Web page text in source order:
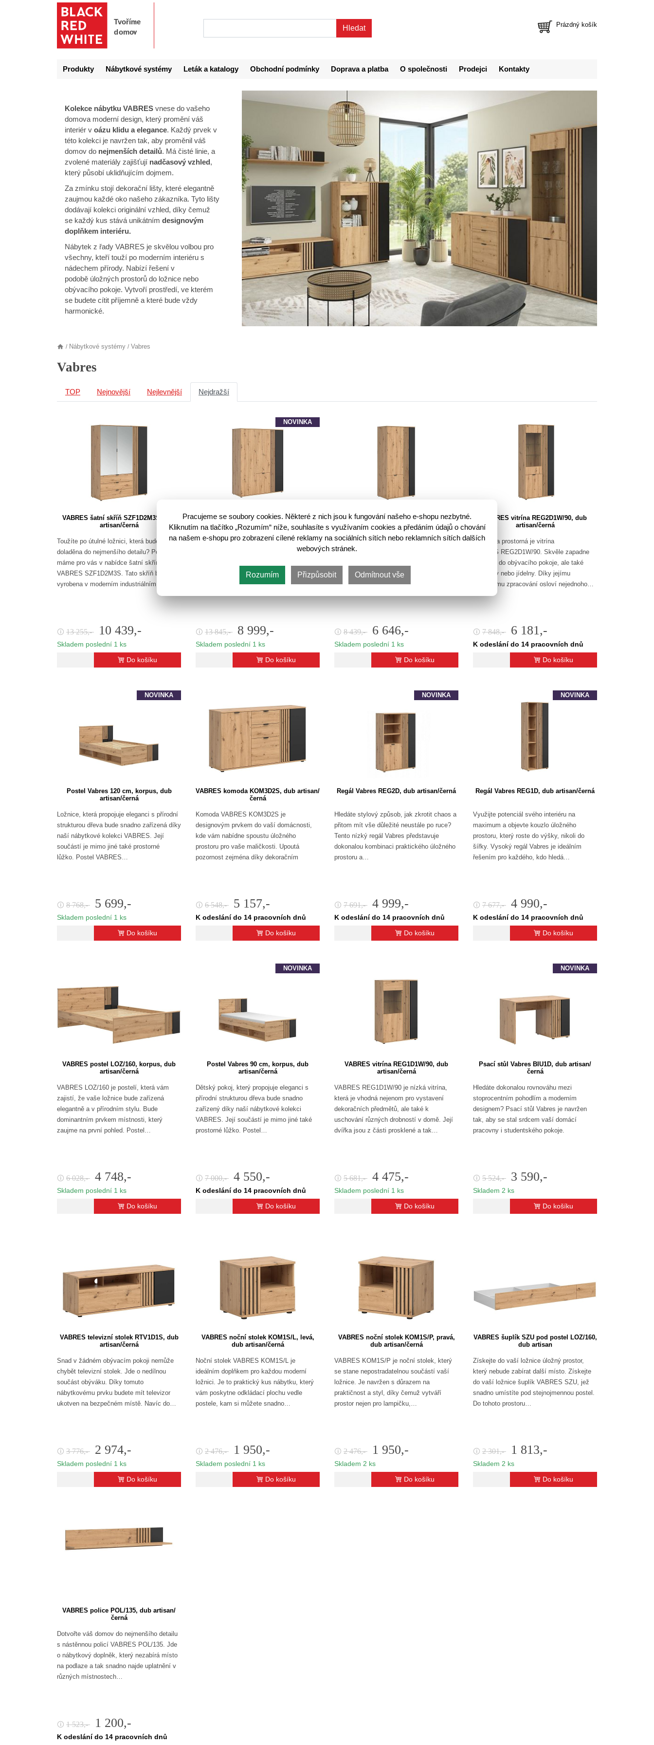
Prázdný košík
Produkty Nábytkové systémy Leták a katalogy Obchodní podmínky Doprava a platba O společnosti Prodejci Kontakty
Kolekce nábytku VABRES vnese do vašeho
domova moderní design, který promění váš
interiér v oázu klidu a elegance. Každý prvek v
této kolekci je navržen tak, aby proměnil váš
domov do nejmenších detailů. Má čisté linie, a
zvolené materiály zajišťují nadčasový vzhled ,
který působí uklidňujícím dojmem.
Za zmínku stojí dekorační lišty, které elegantně
zaujmou každé oko našeho zákazníka. Tyto lišty
dodávají kolekci originální vzhled, díky čemuž
se každý kus stává unikátním designovým
doplňkem interiéru.
Nábytek z řady VABRES je skvělou volbou pro
všechny, kteří touží po moderním interiéru s
nádechem přírody. Nabízí řešení v
podobě úložných prostorů do ložnice nebo
obývacího pokoje. Vytvoří prostředí, ve kterém
se budete cítit příjemně a které bude vždy
harmonické.
/ Nábytkové systémy / Vabres
Vabres
TOP Nejnovější Nejlevnější Nejdražší
VABRES šatní skříň SZF1D2M3S, dub
artisan/černá
Toužíte po útulné ložnici, která bude
doladěna do nejmenšího detailu? Potom
máme pro vás v nabídce šatní skříň
VABRES SZF1D2M3S. Tato skříň byla
vyrobena v moderním industriálním…
🛈 13 255,- 10 439,-
Skladem poslední 1 ks
Do košíku
NOVINKA
Šatní skříň Vabres SZF4D, dub artisan/
černá
Útulnou ložnici s dostatkem prostoru
svým zpracováním. Její součástí
jsou dekorační lamely. Uvnitř skříně…
🛈 13 845,- 8 999,-
Skladem poslední 1 ks
Do košíku
VABRES šatní skříň SZF3D, dub artisan/
černá
Šatní skříň VABRES SZF3D představuje
elegantní a praktické řešení pro vytvoření
ložnici. Díky svému modernímu
industriálnímu stylu s dekoračními…
🛈 8 439,- 6 646,-
Skladem poslední 1 ks
Do košíku
VABRES vitrína REG2D1W/90, dub
artisan/černá
Vysoká a prostorná je vitrína
VABRES REG2D1W/90. Skvěle zapadne
nejenom do obývacího pokoje, ale také
pracovny nebo jídelny. Díky jejímu
modernímu zpracování osloví nejednoho…
🛈 7 848,- 6 181,-
K odeslání do 14 pracovních dnů
Do košíku
NOVINKA
Postel Vabres 120 cm, korpus, dub
artisan/černá
Ložnice, která propojuje eleganci s přírodní
strukturou dřeva bude snadno zařízená díky
naší nábytkové kolekci VABRES. Její
součástí je mimo jiné také prostorné
lůžko. Postel VABRES…
🛈 8 768,- 5 699,-
Skladem poslední 1 ks
Do košíku
VABRES komoda KOM3D2S, dub artisan/
černá
Komoda VABRES KOM3D2S je
designovým prvkem do vaší domácnosti,
kde vám nabídne spoustu úložného
prostoru pro vaše maličkosti. Upoutá
pozornost zejména díky dekoračním
🛈 6 548,- 5 157,-
K odeslání do 14 pracovních dnů
Do košíku
NOVINKA
Regál Vabres REG2D, dub artisan/černá
Hledáte stylový způsob, jak zkrotit chaos a
přitom mít vše důležité neustále po ruce?
Tento nízký regál Vabres představuje
dokonalou kombinaci praktického úložného
prostoru a…
🛈 7 691,- 4 999,-
K odeslání do 14 pracovních dnů
Do košíku
NOVINKA
Regál Vabres REG1D, dub artisan/černá
Využijte potenciál svého interiéru na
maximum a objevte kouzlo úložného
prostoru, který roste do výšky, nikoli do
šířky. Vysoký regál Vabres je ideálním
řešením pro každého, kdo hledá…
🛈 7 677,- 4 990,-
K odeslání do 14 pracovních dnů
Do košíku
VABRES postel LOZ/160, korpus, dub
artisan/černá
VABRES LOZ/160 je postelí, která vám
zajistí, že vaše ložnice bude zařízená
elegantně a v přírodním stylu. Bude
dominantním prvkem místnosti, který
zaujme na první pohled. Postel…
🛈 6 028,- 4 748,-
Skladem poslední 1 ks
Do košíku
NOVINKA
Postel Vabres 90 cm, korpus, dub
artisan/černá
Dětský pokoj, který propojuje eleganci s
přírodní strukturou dřeva bude snadno
zařízený díky naší nábytkové kolekci
VABRES. Její součástí je mimo jiné také
prostorné lůžko. Postel…
🛈 7 000,- 4 550,-
K odeslání do 14 pracovních dnů
Do košíku
VABRES vitrína REG1D1W/90, dub
artisan/černá
VABRES REG1D1W/90 je nízká vitrína,
která je vhodná nejenom pro vystavení
dekoračních předmětů, ale také k
uschování různých drobností v domě. Její
dvířka jsou z části prosklené a tak…
🛈 5 681,- 4 475,-
Skladem poslední 1 ks
Do košíku
NOVINKA
Psací stůl Vabres BIU1D, dub artisan/
černá
Hledáte dokonalou rovnováhu mezi
stoprocentním pohodlím a moderním
designem? Psací stůl Vabres je navržen
tak, aby se stal srdcem vaší domácí
pracovny i studentského pokoje.
🛈 5 524,- 3 590,-
Skladem 2 ks
Do košíku
VABRES televizní stolek RTV1D1S, dub
artisan/černá
Snad v žádném obývacím pokoji nemůže
chybět televizní stolek. Jde o nedílnou
součást obýváku. Díky tomuto
nábytkovému prvku budete mít televizor
ukotven na bezpečném místě. Navíc do…
🛈 3 776,- 2 974,-
Skladem poslední 1 ks
Do košíku
VABRES noční stolek KOM1S/L, levá,
dub artisan/černá
Noční stolek VABRES KOM1S/L je
ideálním doplňkem pro každou moderní
ložnici. Je to praktický kus nábytku, který
vám poskytne odkládací plochu vedle
postele, kam si můžete snadno…
🛈 2 476,- 1 950,-
Skladem poslední 1 ks
Do košíku
VABRES noční stolek KOM1S/P, pravá,
dub artisan/černá
VABRES KOM1S/P je noční stolek, který
se stane nepostradatelnou součástí vaší
ložnice. Je navržen s důrazem na
praktičnost a styl, díky čemuž vytváří
prostor nejen pro lampičku,…
🛈 2 476,- 1 950,-
Skladem 2 ks
Do košíku
VABRES šuplík SZU pod postel LOZ/160,
dub artisan
Získejte do vaší ložnice úložný prostor,
který nebude zabírat další místo. Získejte
do vaší ložnice šuplík VABRES SZU, jež
snadno umístíte pod stejnojmennou postel.
Do tohoto prostoru…
🛈 2 301,- 1 813,-
Skladem 2 ks
Do košíku
VABRES police POL/135, dub artisan/
černá
Dotvořte váš domov do nejmenšího detailu
s nástěnnou policí VABRES POL/135. Jde
o nábytkový doplněk, který nezabírá místo
na podlaze a tak snadno najde uplatnění v
různých místnostech…
🛈 1 523,- 1 200,-
K odeslání do 14 pracovních dnů
Pracujeme se soubory cookies. Některé z nich jsou k fungování našeho e-shopu nezbytné.
Kliknutím na tlačítko „Rozumím“ níže, souhlasíte s využívaním cookies a předáním údajů o chování
na našem e-shopu pro zobrazení cílené reklamy na sociálních sítích nebo reklamních sítích dalších
webových stránek.
Rozumím Přizpůsobit Odmítnout vše